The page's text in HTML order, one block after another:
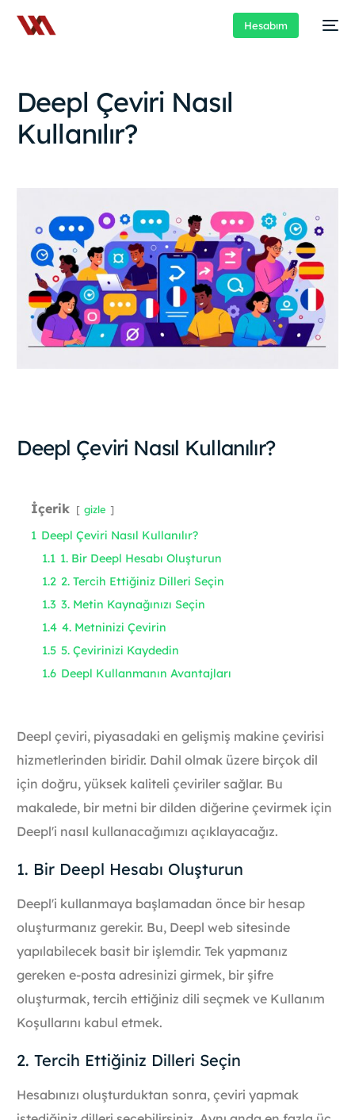
Hesabım
Deepl Çeviri Nasıl
Kullanılır?
Deepl Çeviri Nasıl Kullanılır?
İçerik gizle
1 Deepl Çeviri Nasıl Kullanılır?
1.1 1. Bir Deepl Hesabı Oluşturun
1.2 2. Tercih Ettiğiniz Dilleri Seçin
1.3 3. Metin Kaynağınızı Seçin
1.4 4. Metninizi Çevirin
1.5 5. Çevirinizi Kaydedin
1.6 Deepl Kullanmanın Avantajları
Deepl çeviri, piyasadaki en gelişmiş makine çevirisi
hizmetlerinden biridir. Dahil olmak üzere birçok dil
için doğru, yüksek kaliteli çeviriler sağlar. Bu
makalede, bir metni bir dilden diğerine çevirmek için
Deepl'i nasıl kullanacağımızı açıklayacağız.
1. Bir Deepl Hesabı Oluşturun
Deepl'i kullanmaya başlamadan önce bir hesap
oluşturmanız gerekir. Bu, Deepl web sitesinde
yapılabilecek basit bir işlemdir. Tek yapmanız
gereken e-posta adresinizi girmek, bir şifre
oluşturmak, tercih ettiğiniz dili seçmek ve Kullanım
Koşullarını kabul etmek.
2. Tercih Ettiğiniz Dilleri Seçin
Hesabınızı oluşturduktan sonra, çeviri yapmak